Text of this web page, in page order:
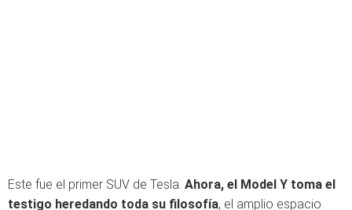
Este fue el primer SUV de Tesla. Ahora, el Model Y toma el
testigo heredando toda su filosofía, el amplio espacio